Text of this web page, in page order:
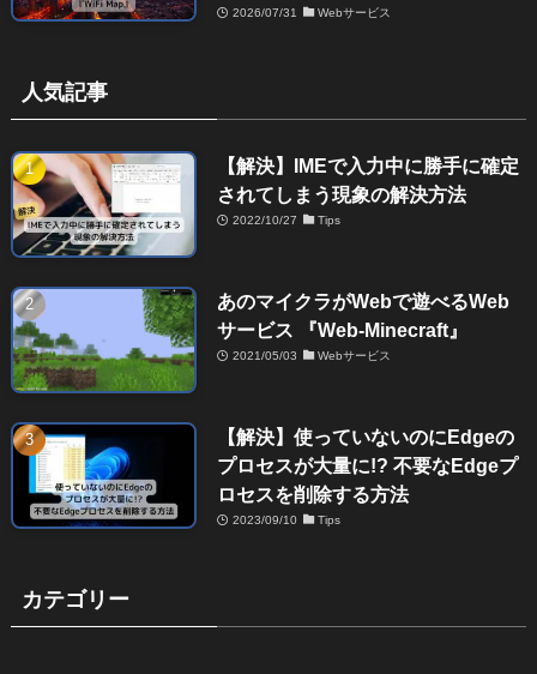
2026/07/31 Webサービス
人気記事
【解決】IMEで入力中に勝手に確定
されてしまう現象の解決方法
2022/10/27 Tips
あのマイクラがWebで遊べるWeb
サービス 『Web-Minecraft』
2021/05/03 Webサービス
【解決】使っていないのにEdgeの
プロセスが大量に!? 不要なEdgeプ
ロセスを削除する方法
2023/09/10 Tips
カテゴリー